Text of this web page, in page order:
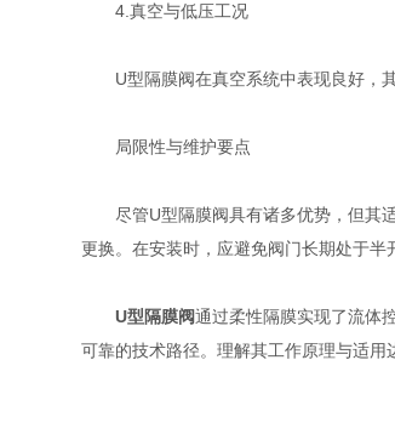
4.真空与低压工况
U型隔膜阀在真空系统中表现良好，其
局限性与维护要点
尽管U型隔膜阀具有诸多优势，但其适
更换。在安装时，应避免阀门长期处于半
U型隔膜阀通过柔性隔膜实现了流体
可靠的技术路径。理解其工作原理与适用